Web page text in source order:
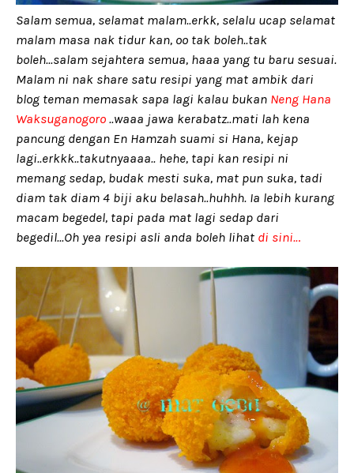
Salam semua, selamat malam..erkk, selalu ucap selamat
malam masa nak tidur kan, oo tak boleh..tak
boleh...salam sejahtera semua, haaa yang tu baru sesuai.
Malam ni nak share satu resipi yang mat ambik dari
blog teman memasak sapa lagi kalau bukan Neng Hana
Waksuganogoro ..waaa jawa kerabatz..mati lah kena
pancung dengan En Hamzah suami si Hana, kejap
lagi..erkkk..takutnyaaaa.. hehe, tapi kan resipi ni
memang sedap, budak mesti suka, mat pun suka, tadi
diam tak diam 4 biji aku belasah..huhhh. Ia lebih kurang
macam begedel, tapi pada mat lagi sedap dari
begedil...Oh yea resipi asli anda boleh lihat di sini...